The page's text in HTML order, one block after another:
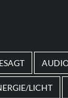
LICHT